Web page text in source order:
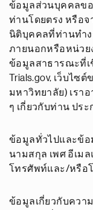
ข้อมูลส่วนบุคคลขอ
ท่านโดยตรง หรือจ
นิติบุคคลที่ท่านทำง
ภายนอกหรือหน่วย
ข้อมูลสาธารณะที่เชื่
Trials.gov, เว็บไ
มหาวิทยาลัย) เรา
ๆ เกี่ยวกับท่าน ประ
ข้อมูลทั่วไปและข้อ
นามสกุล เพศ อีเม
โทรศัพท์และ/หรือ
ข้อมูลเกี่ยวกับควา